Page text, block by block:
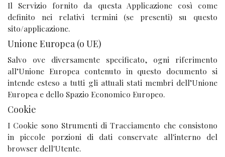
Il Servizio fornito da questa Applicazione così come
definito nei relativi termini (se presenti) su questo
sito/applicazione.
Unione Europea (o UE)
Salvo ove diversamente specificato, ogni riferimento
all’Unione Europea contenuto in questo documento si
intende esteso a tutti gli attuali stati membri dell’Unione
Europea e dello Spazio Economico Europeo.
Cookie
I Cookie sono Strumenti di Tracciamento che consistono
in piccole porzioni di dati conservate all'interno del
browser dell'Utente.